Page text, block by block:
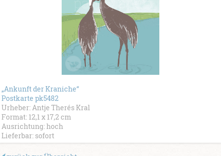
„Ankunft der Kraniche“
Postkarte pk5482
Urheber: Antje Therés Kral
Format: 12,1 x 17,2 cm
Ausrichtung: hoch
Lieferbar: sofort